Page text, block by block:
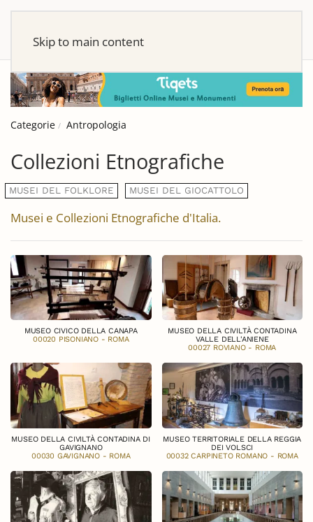
Skip to main content
Categorie Antropologia
Collezioni Etnografiche
MUSEI DEL FOLKLORE MUSEI DEL GIOCATTOLO
Musei e Collezioni Etnografiche d'Italia.
MUSEO CIVICO DELLA CANAPA
00020 PISONIANO - ROMA
MUSEO DELLA CIVILTÀ CONTADINA
VALLE DELL'ANIENE
00027 ROVIANO - ROMA
MUSEO DELLA CIVILTÀ CONTADINA DI
GAVIGNANO
00030 GAVIGNANO - ROMA
MUSEO TERRITORIALE DELLA REGGIA
DEI VOLSCI
00032 CARPINETO ROMANO - ROMA